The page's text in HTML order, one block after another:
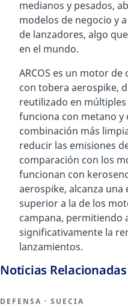
medianos y pesados,
modelos de negocio y
de lanzadores, algo
en el mundo.
ARCOS es un motor
con tobera aerospike,
reutilizado en
funciona con metano y
combinación más
reducir las emisiones
comparación con los
funcionan con
aerospike, alcanza una
superior a la de los
campana, permitiendo
significativamente la
lanzamientos.
Noticias Relacionadas
DEFENSA · SUECIA